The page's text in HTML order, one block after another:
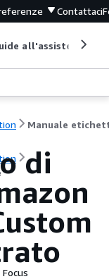
Contattaci
all'assistenza
di